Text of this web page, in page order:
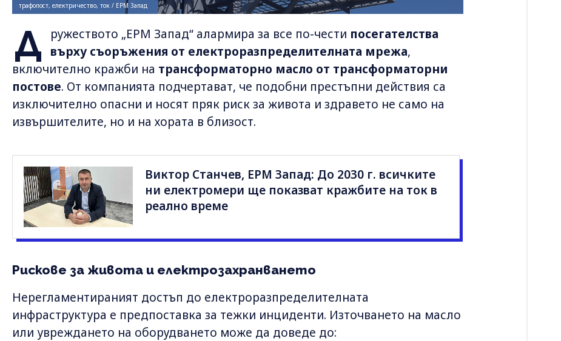
трафопост, електричество, ток / ЕРМ Запад
Д ружеството „ЕРМ Запад“ алармира за все по-чести посегателства
върху съоръжения от електроразпределителната мрежа,
включително кражби на трансформаторно масло от трансформаторни
постове. От компанията подчертават, че подобни престъпни действия са
изключително опасни и носят пряк риск за живота и здравето не само на
извършителите, но и на хората в близост.
Виктор Станчев, ЕРМ Запад: До 2030 г. всичките
ни електромери ще показват кражбите на ток в
реално време
Рискове за живота и електрозахранването
Нерегламентираният достъп до електроразпределителната
инфраструктура е предпоставка за тежки инциденти. Източването на масло
или увреждането на оборудването може да доведе до: